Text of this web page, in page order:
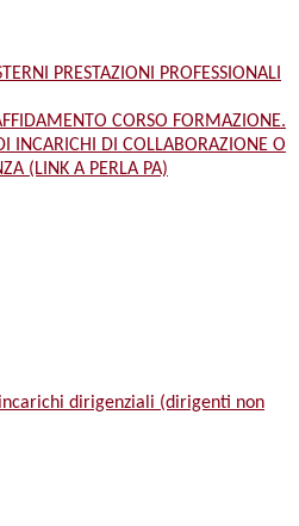
PRESTAZIONI PROFESSIONALI
CORSO FORMAZIONE.
INCARICHI DI COLLABORAZIONE O
(LINK A PERLA PA)
dirigenziali (dirigenti non